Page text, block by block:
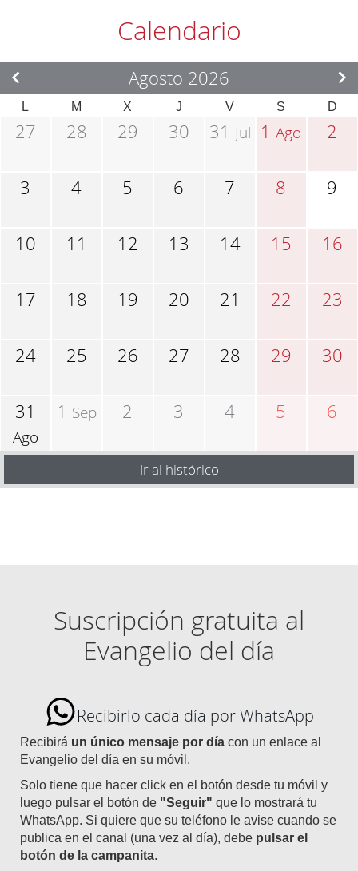
Calendario
Agosto 2026
L M X J V S D
27 28 29 30 31 Jul 1Ago 2
3 4 5 6 7 8 9
10 11 12 13 14 15 16
17 18 19 20 21 22 23
24 25 26 27 28 29 30
31
Ago
1 Sep 2 3 4 5 6
Ir al histórico
Suscripción gratuita al
Evangelio del día
Recibirlo cada día por WhatsApp
Recibirá un único mensaje por día con un enlace al
Evangelio del día en su móvil.
Solo tiene que hacer click en el botón desde tu móvil y
luego pulsar el botón de "Seguir" que lo mostrará tu
WhatsApp. Si quiere que su teléfono le avise cuando se
publica en el canal (una vez al día), debe pulsar el
botón de la campanita.